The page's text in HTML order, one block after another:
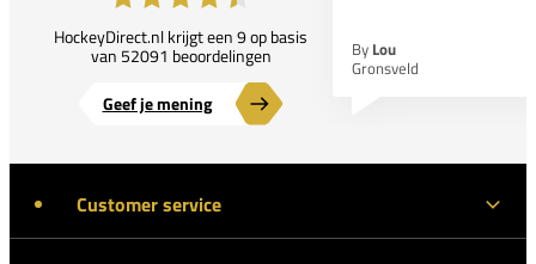
HockeyDirect.nl krijgt een 9 op basis
van 52091 beoordelingen
Geef je mening
By Lou
Gronsveld
Customer service